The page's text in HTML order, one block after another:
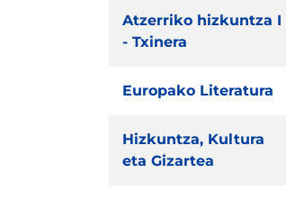
Atzerriko hizkuntza I
- Txinera
Europako Literatura
Hizkuntza, Kultura
eta Gizartea